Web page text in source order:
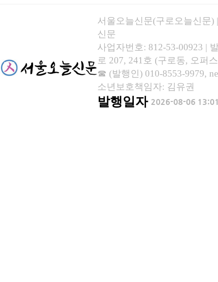
서울오늘신문(구로오늘신문)
신문
사업자번호: 812-53-00923 |
로 207, 241호 (구로동, 오퍼
☎ (발행인) 010-8553-9979,
소년보호책임자: 김유권
발행일자